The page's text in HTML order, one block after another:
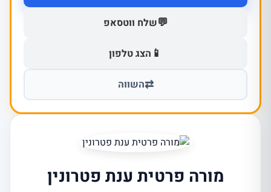
💬שלח ווטסאפ
📱 הצג טלפון
⇄השווה
מורה פרטית ענת פטרונין